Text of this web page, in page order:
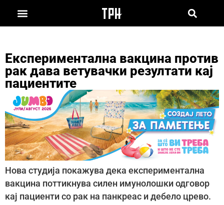
Експериментална вакцина против
рак дава ветувачки резултати кај
пациентите
Нова студија покажува дека експериментална
вакцина поттикнува силен имунолошки одговор
кај пациенти со рак на панкреас и дебело црево.